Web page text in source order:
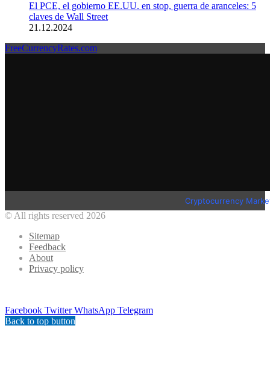
El PCE, el gobierno EE.UU. en stop, guerra de aranceles: 5
claves de Wall Street
21.12.2024
FreeCurrencyRates.com
Cryptocurrency
© All rights reserved 2026
Sitemap
Feedback
About
Privacy policy
Facebook Twitter WhatsApp Telegram
Back to top button